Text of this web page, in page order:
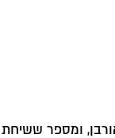
במלון פולי אורבן, ומספר ששיחת